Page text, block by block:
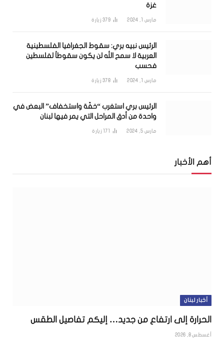
غزة
مارس 1, 2024 379 زيارة
الرئيس نبيه بري: سقوط الجغرافيا الفلسطينية
العربية لا سمح الله لن يكون سقوطاً لفلسطين
فحسب
مارس 1, 2024 378 زيارة
الرئيس بري استغرب “خفّة واستخفاف” البعض في
واحدة من أدق المراحل التي يمر فيها لبنان
مارس 5, 2024 171 زيارة
أهم الأخبار
أخبار لبنان
الحرارة إلى ارتفاع من جديد… إليكم تفاصيل الطقس
أغسطس 8, 2026